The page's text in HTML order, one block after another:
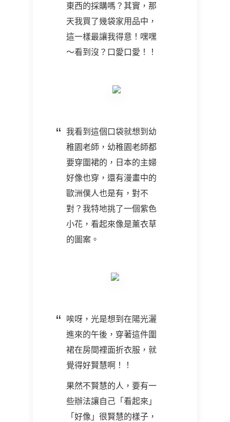
東西的採購嗎？其實，那
天我買了幾袋家用品中，
這一樣最讓我得意！嘿嘿
～看到沒？口愛口愛！！
我看到這個口袋就想到幼
稚園老師，幼稚園老師都
要穿圍裙的，日本的主婦
好像也穿，還有漫畫中的
歐洲僕人也是有，對不
對？我特地挑了一個紫色
小花，看起來像是薰衣草
的圖案。
唉呀，光是想到在陽光灑
進來的午後，穿著這件圍
裙在房間裡面折衣服，就
覺得好賢慧啊！！
果然不賢慧的人，要有一
些辦法讓自己「看起來」
「好像」很賢慧的樣子，